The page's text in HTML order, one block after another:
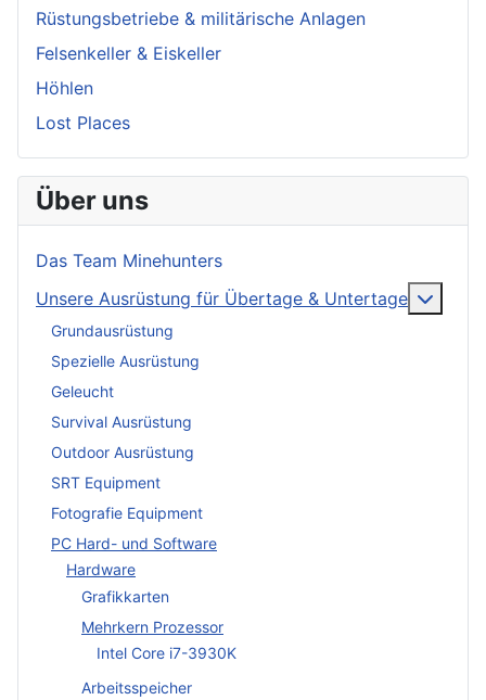
Rüstungsbetriebe & militärische Anlagen
Felsenkeller & Eiskeller
Höhlen
Lost Places
Über uns
Das Team Minehunters
Unsere Ausrüstung für Übertage & Untertage
Grundausrüstung
Spezielle Ausrüstung
Geleucht
Survival Ausrüstung
Outdoor Ausrüstung
SRT Equipment
Fotografie Equipment
PC Hard- und Software
Hardware
Grafikkarten
Mehrkern Prozessor
Intel Core i7-3930K
Arbeitsspeicher